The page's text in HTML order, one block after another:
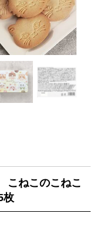
ねこのこねこ
枚